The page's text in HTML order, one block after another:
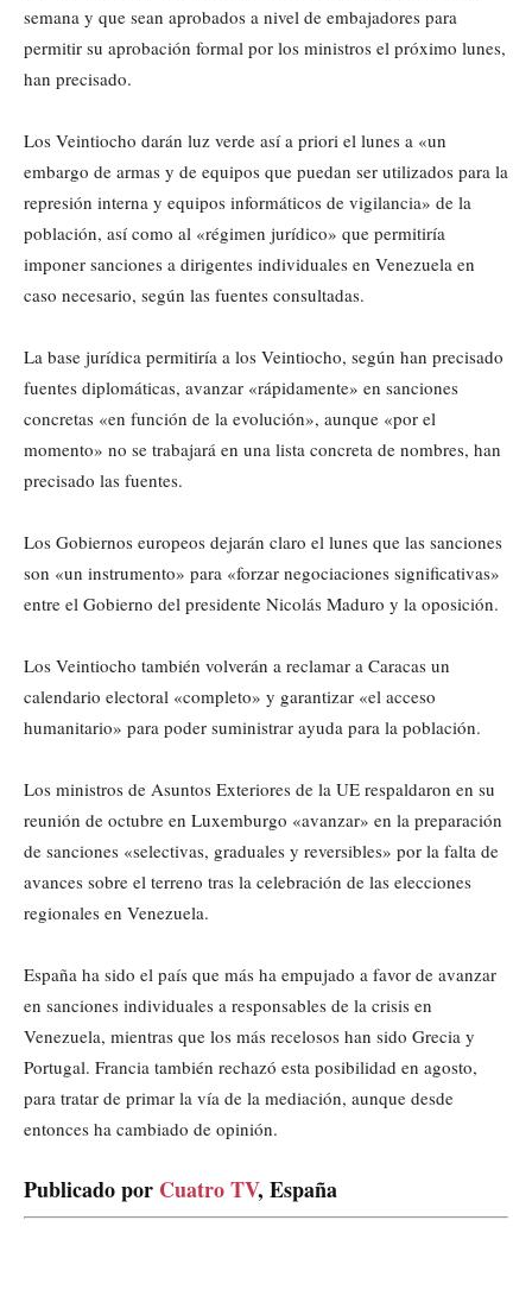
semana y que sean aprobados a nivel de embajadores para
permitir su aprobación formal por los ministros el próximo lunes,
han precisado.
Los Veintiocho darán luz verde así a priori el lunes a «un
embargo de armas y de equipos que puedan ser utilizados para la
represión interna y equipos informáticos de vigilancia» de la
población, así como al «régimen jurídico» que permitiría
imponer sanciones a dirigentes individuales en Venezuela en
caso necesario, según las fuentes consultadas.
La base jurídica permitiría a los Veintiocho, según han precisado
fuentes diplomáticas, avanzar «rápidamente» en sanciones
concretas «en función de la evolución», aunque «por el
momento» no se trabajará en una lista concreta de nombres, han
precisado las fuentes.
Los Gobiernos europeos dejarán claro el lunes que las sanciones
son «un instrumento» para «forzar negociaciones significativas»
entre el Gobierno del presidente Nicolás Maduro y la oposición.
Los Veintiocho también volverán a reclamar a Caracas un
calendario electoral «completo» y garantizar «el acceso
humanitario» para poder suministrar ayuda para la población.
Los ministros de Asuntos Exteriores de la UE respaldaron en su
reunión de octubre en Luxemburgo «avanzar» en la preparación
de sanciones «selectivas, graduales y reversibles» por la falta de
avances sobre el terreno tras la celebración de las elecciones
regionales en Venezuela.
España ha sido el país que más ha empujado a favor de avanzar
en sanciones individuales a responsables de la crisis en
Venezuela, mientras que los más recelosos han sido Grecia y
Portugal. Francia también rechazó esta posibilidad en agosto,
para tratar de primar la vía de la mediación, aunque desde
entonces ha cambiado de opinión.
Publicado por Cuatro TV, España